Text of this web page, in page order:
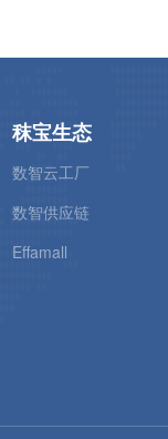
秣宝生态
数智云工厂
数智供应链
Effamall